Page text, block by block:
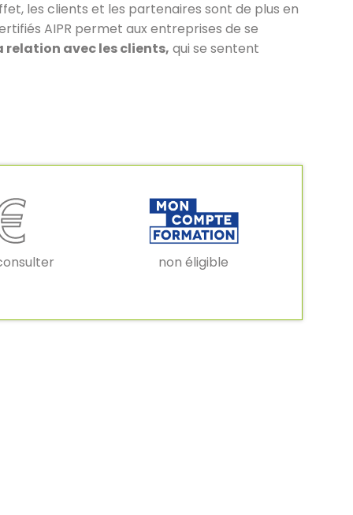
les clients et les partenaires sont de plus en
AIPR permet aux entreprises de se
avec les clients, qui se sentent
non éligible